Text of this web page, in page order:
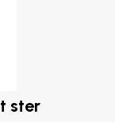
ster